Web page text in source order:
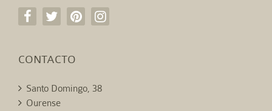
CONTACTO
Santo Domingo, 38
Ourense